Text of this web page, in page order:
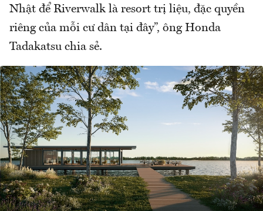
Nhật để Riverwalk là resort trị liệu, đặc quyền
riêng của mỗi cư dân tại đây”, ông Honda
Tadakatsu chia sẻ.